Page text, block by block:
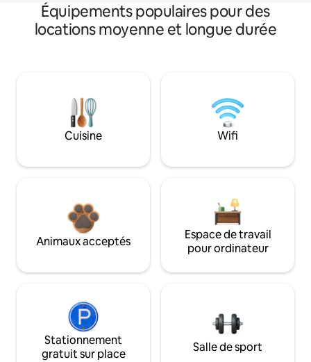
Équipements populaires pour des
locations moyenne et longue durée
Cuisine Wifi
Animaux acceptés
Espace de travail
pour ordinateur
Stationnement
gratuit sur place
Salle de sport